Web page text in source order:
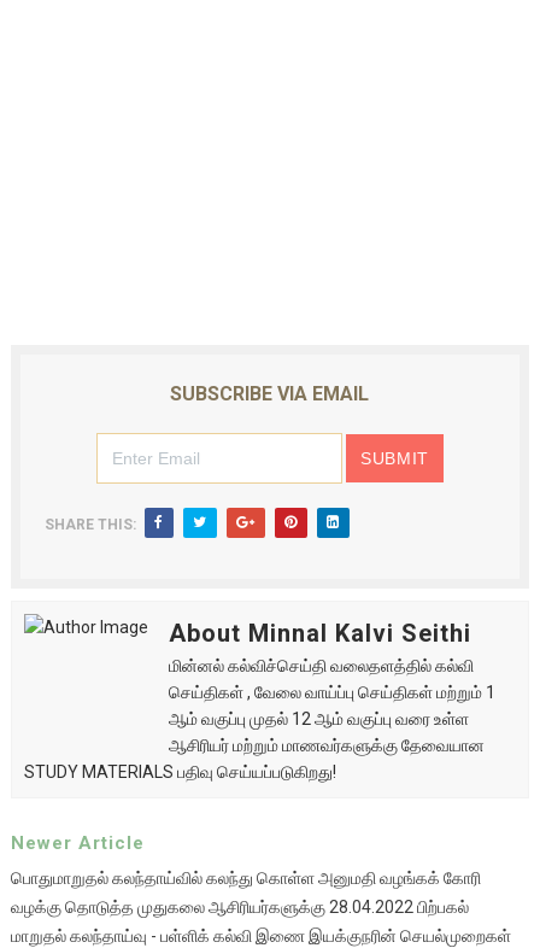
SUBSCRIBE VIA EMAIL
SHARE THIS:
About Minnal Kalvi Seithi
மின்னல் கல்விச்செய்தி வலைதளத்தில் கல்வி
செய்திகள் , வேலை வாய்ப்பு செய்திகள் மற்றும் 1
ஆம் வகுப்பு முதல் 12 ஆம் வகுப்பு வரை உள்ள
ஆசிரியர் மற்றும் மாணவர்களுக்கு தேவையான
STUDY MATERIALS பதிவு செய்யப்படுகிறது!
Newer Article
பொதுமாறுதல் கலந்தாய்வில் கலந்து கொள்ள அனுமதி வழங்கக் கோரி
வழக்கு தொடுத்த முதுகலை ஆசிரியர்களுக்கு 28.04.2022 பிற்பகல்
மாறுதல் கலந்தாய்வு - பள்ளிக் கல்வி இணை இயக்குநரின் செயல்முறைகள்